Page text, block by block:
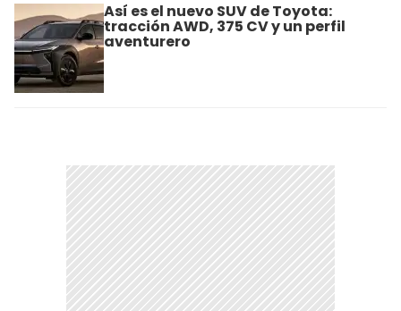
Así es el nuevo SUV de Toyota:
tracción AWD, 375 CV y un perfil
aventurero